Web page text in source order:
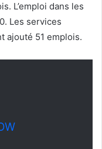
L’emploi dans les
Les services
ajouté 51 emplois.